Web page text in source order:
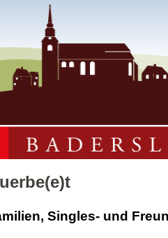
Singles- und